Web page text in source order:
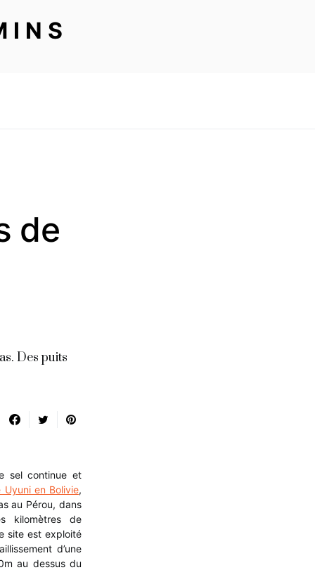
de
Des puits
sel continue et
Uyuni en Bolivie,
au Pérou, dans
kilomètres de
site est exploité
d’une
au dessus du